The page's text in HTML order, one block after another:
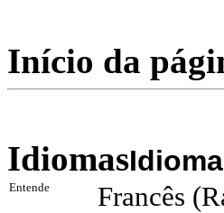
Início da
Idiomas
Entende Francês